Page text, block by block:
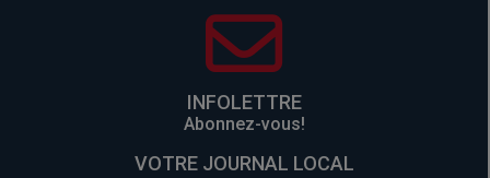
INFOLETTRE
Abonnez-vous!
VOTRE JOURNAL LOCAL